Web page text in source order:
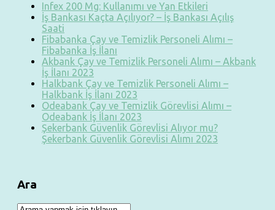
Infex 200 Mg: Kullanımı ve Yan Etkileri
İş Bankası Kaçta Açılıyor? – İş Bankası Açılış
Saati
Fibabanka Çay ve Temizlik Personeli Alımı –
Fibabanka İş İlanı
Akbank Çay ve Temizlik Personeli Alımı – Akbank
İş İlanı 2023
Halkbank Çay ve Temizlik Personeli Alımı –
Halkbank İş İlanı 2023
Odeabank Çay ve Temizlik Görevlisi Alımı –
Odeabank İş İlanı 2023
Şekerbank Güvenlik Görevlisi Alıyor mu?
Şekerbank Güvenlik Görevlisi Alımı 2023
Ara